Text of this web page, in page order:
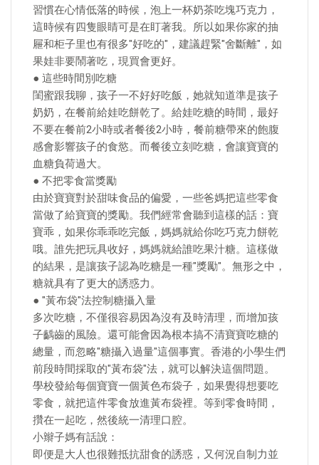
習慣在心情低落的時候，泡上一杯奶茶吃塊巧克力，
這時候有四隻眼睛可是在盯著我。所以如果你家的抽
屜和柜子里也有很多"好吃的"，建議趕緊"舍斷離"，如
果娃非要鬧著吃，現買會更好。
● 這些時間別吃糖
閨蜜跟我聊，孩子一不好好吃飯，她就知道準是孩子
奶奶，在餐前給娃吃餅乾了。給娃吃糖的時間，最好
不要在餐前2小時或者餐後2小時，餐前糖帶來的飽腹
感會影響孩子的食慾。而餐後立刻吃糖，會讓寶寶的
血糖負荷過大。
● 不把零食當獎勵
由於寶寶對於甜味食品的偏愛，一些爸媽把這些零食
當做了給寶寶的獎勵。我們經常會聽到這樣的話：寶
寶乖，如果你乖乖吃完飯，媽媽就給你吃巧克力餅乾
哦。誰先把玩具收好，媽媽就給誰吃果汁糖。這樣做
的結果，是讓孩子認為吃糖是一種"獎勵"。無形之中，
糖就具有了更大的誘惑力。
● "黃布袋"法控制糖攝入量
多次吃糖，不僅很容易因為沒有及時清理，而增加孩
子齲齒的風險。還可能會因為根本搞不清寶寶吃糖的
總量，而忽略"糖攝入過量"這個事實。香港的小學生們
前段時間採取的"黃布袋"法，就可以解決這個問題。
學校發給每個寶寶一個黃色布袋子，如果覺得想要吃
零食，就把這件零食放進黃布袋裡。等到零食時間，
攢在一起吃，然後統一清理口腔。
小辮子媽有話說：
即便是大人也很難抵抗甜食的誘惑，又何況自制力並